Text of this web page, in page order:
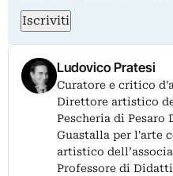
Iscriviti
Ludovico Pratesi
Curatore e critico
Direttore artistico
Pescheria di
Guastalla per l'arte
artistico
Professore di